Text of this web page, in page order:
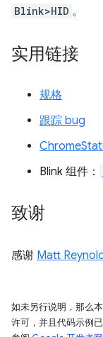
Blink>HID 。
实用链接
规格
跟踪 bug
Blink 组件：
致谢
感谢 Matt
如未另行说明，那么
许可，并且代码示例